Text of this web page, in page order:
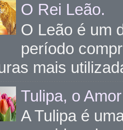
O Rei Leão.
O Leão é um
período
mais
Tulipa, o
A Tulipa é